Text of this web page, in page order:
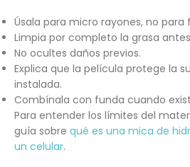
Úsala para micro rayones, no para
Limpia por completo la grasa
No ocultes daños previos.
Explica que la película protege la
instalada.
Combínala con funda cuando
Para entender los límites del
guía sobre qué es una mica de
un celular.